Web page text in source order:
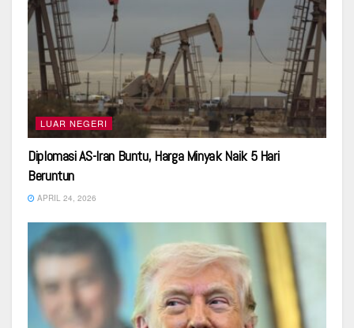
LUAR NEGERI
Diplomasi AS-Iran Buntu, Harga Minyak Naik 5 Hari
Beruntun
APRIL 24, 2026